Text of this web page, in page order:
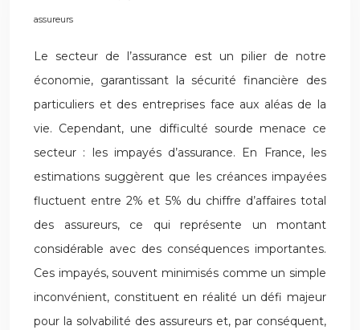
assureurs
Le secteur de l’assurance est un pilier de notre
économie, garantissant la sécurité financière des
particuliers et des entreprises face aux aléas de la
vie. Cependant, une difficulté sourde menace ce
secteur : les impayés d’assurance. En France, les
estimations suggèrent que les créances impayées
fluctuent entre 2% et 5% du chiffre d’affaires total
des assureurs, ce qui représente un montant
considérable avec des conséquences importantes.
Ces impayés, souvent minimisés comme un simple
inconvénient, constituent en réalité un défi majeur
pour la solvabilité des assureurs et, par conséquent,